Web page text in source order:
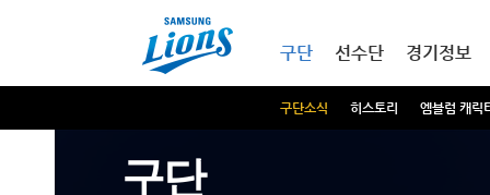
구단
구단소식 히스토리 엠블럼 캐릭
선수단 경기정보
구단